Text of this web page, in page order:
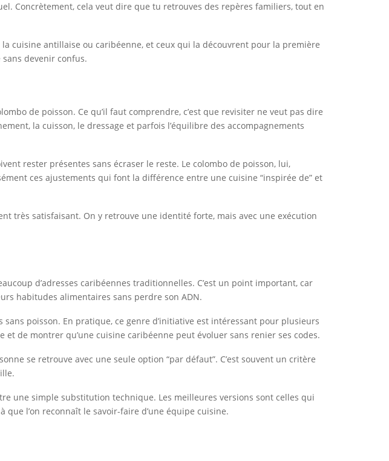
Concrètement, cela veut dire que tu retrouves des repères familiers, tout en
cuisine antillaise ou caribéenne, et ceux qui la découvrent pour la première
devenir confus.
de poisson. Ce qu’il faut comprendre, c’est que revisiter ne veut pas dire
la cuisson, le dressage et parfois l’équilibre des accompagnements
rester présentes sans écraser le reste. Le colombo de poisson, lui,
ces ajustements qui font la différence entre une cuisine “inspirée de” et
très satisfaisant. On y retrouve une identité forte, mais avec une exécution
d’adresses caribéennes traditionnelles. C’est un point important, car
habitudes alimentaires sans perdre son ADN.
poisson. En pratique, ce genre d’initiative est intéressant pour plusieurs
de montrer qu’une cuisine caribéenne peut évoluer sans renier ses codes.
se retrouve avec une seule option “par défaut”. C’est souvent un critère
une simple substitution technique. Les meilleures versions sont celles qui
l’on reconnaît le savoir-faire d’une équipe cuisine.